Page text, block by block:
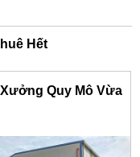
Hết
Xưởng Quy Mô Vừa